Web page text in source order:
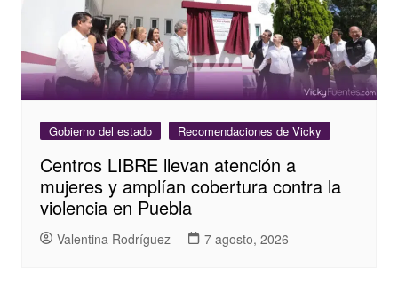
Gobierno del estado Recomendaciones de Vicky
Centros LIBRE llevan atención a
mujeres y amplían cobertura contra la
violencia en Puebla
Valentina Rodríguez 7 agosto, 2026